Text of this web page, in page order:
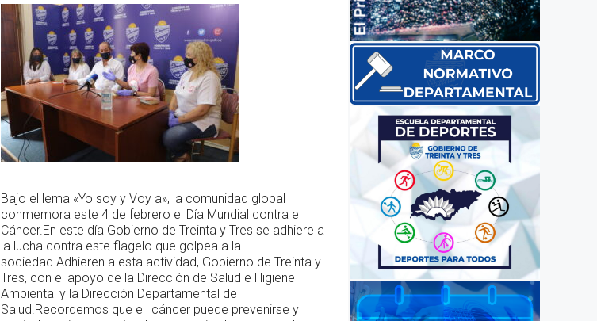
Bajo el lema «Yo soy y Voy a», la comunidad global
conmemora este 4 de febrero el Día Mundial contra el
Cáncer.En este día Gobierno de Treinta y Tres se adhiere a
la lucha contra este flagelo que golpea a la
sociedad.Adhieren a esta actividad, Gobierno de Treinta y
Tres, con el apoyo de la Dirección de Salud e Higiene
Ambiental y la Dirección Departamental de
Salud.Recordemos que el cáncer puede prevenirse y